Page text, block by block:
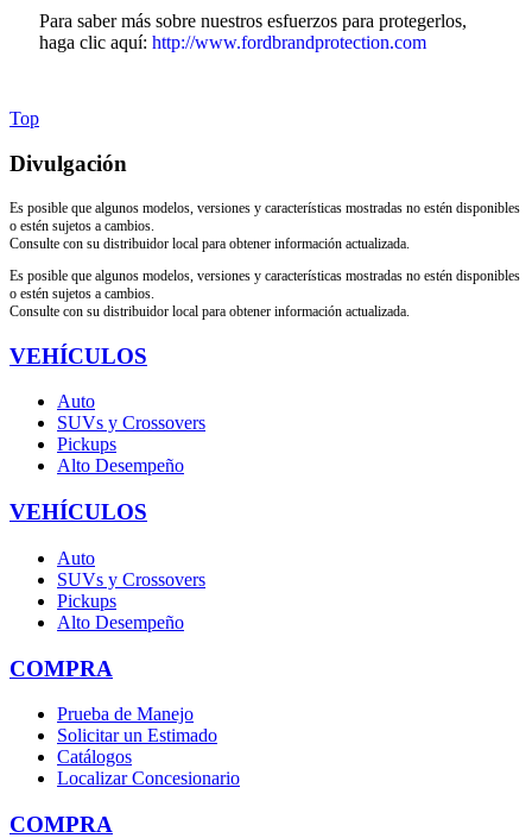
Para saber más sobre nuestros esfuerzos para protegerlos,
haga clic aquí: http://www.fordbrandprotection.com
Top
Divulgación
Es posible que algunos modelos, versiones y características mostradas no estén disponibles
o estén sujetos a cambios.
Consulte con su distribuidor local para obtener información actualizada.
Es posible que algunos modelos, versiones y características mostradas no estén disponibles
o estén sujetos a cambios.
Consulte con su distribuidor local para obtener información actualizada.
VEHÍCULOS
Auto
SUVs y Crossovers
Pickups
Alto Desempeño
VEHÍCULOS
Auto
SUVs y Crossovers
Pickups
Alto Desempeño
COMPRA
Prueba de Manejo
Solicitar un Estimado
Catálogos
Localizar Concesionario
COMPRA